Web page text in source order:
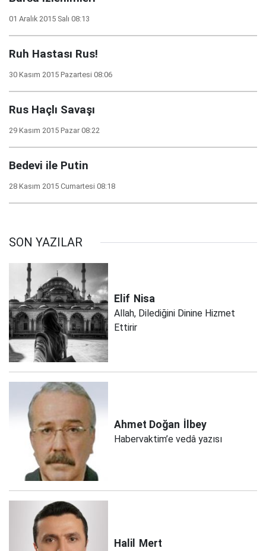
01 Aralık 2015 Salı 08:13
Ruh Hastası Rus!
30 Kasım 2015 Pazartesi 08:06
Rus Haçlı Savaşı
29 Kasım 2015 Pazar 08:22
Bedevi ile Putin
28 Kasım 2015 Cumartesi 08:18
SON YAZILAR
Elif Nisa
Allah, Dilediğini Dinine Hizmet
Ettirir
Ahmet Doğan İlbey
Habervaktim’e vedâ yazısı
Halil Mert